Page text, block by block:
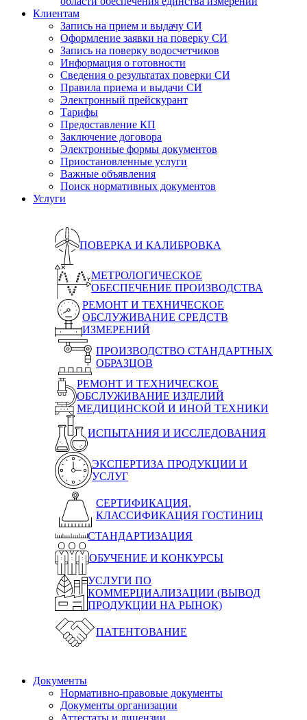
Клиентам
Запись на прием и выдачу СИ
Оформление заявки на поверку СИ
Запись на поверку водосчетчиков
Информация о готовности
Сведения о результатах поверки СИ
Правила приема и выдачи СИ
Электронный прейскурант
Тарифы
Предоставление КП
Заключение договора
Электронные формы документов
Приостановленные услуги
Важные объявления
Поиск нормативных документов
Услуги
ПОВЕРКА И КАЛИБРОВКА
МЕТРОЛОГИЧЕСКОЕ
ОБЕСПЕЧЕНИЕ ПРОИЗВОДСТВА
РЕМОНТ И ТЕХНИЧЕСКОЕ
ОБСЛУЖИВАНИЕ СРЕДСТВ
ИЗМЕРЕНИЙ
ПРОИЗВОДСТВО СТАНДАРТНЫХ
ОБРАЗЦОВ
РЕМОНТ И ТЕХНИЧЕСКОЕ
ОБСЛУЖИВАНИЕ ИЗДЕЛИЙ
МЕДИЦИНСКОЙ И ИНОЙ ТЕХНИКИ
ИСПЫТАНИЯ И ИССЛЕДОВАНИЯ
ЭКСПЕРТИЗА ПРОДУКЦИИ И
УСЛУГ
СЕРТИФИКАЦИЯ,
КЛАССИФИКАЦИЯ ГОСТИНИЦ
СТАНДАРТИЗАЦИЯ
ОБУЧЕНИЕ И КОНКУРСЫ
УСЛУГИ ПО
КОММЕРЦИАЛИЗАЦИИ (ВЫВОД
ПРОДУКЦИИ НА РЫНОК)
ПАТЕНТОВАНИЕ
Документы
Нормативно-правовые документы
Документы организации
Аттестаты и лицензии